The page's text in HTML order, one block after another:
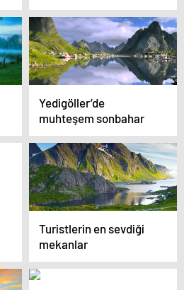
Yedigöller’de
muhteşem sonbahar
Turistlerin en sevdiği
mekanlar